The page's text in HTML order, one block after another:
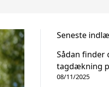
Seneste
Sådan finder
tagdækning
08/11/2025